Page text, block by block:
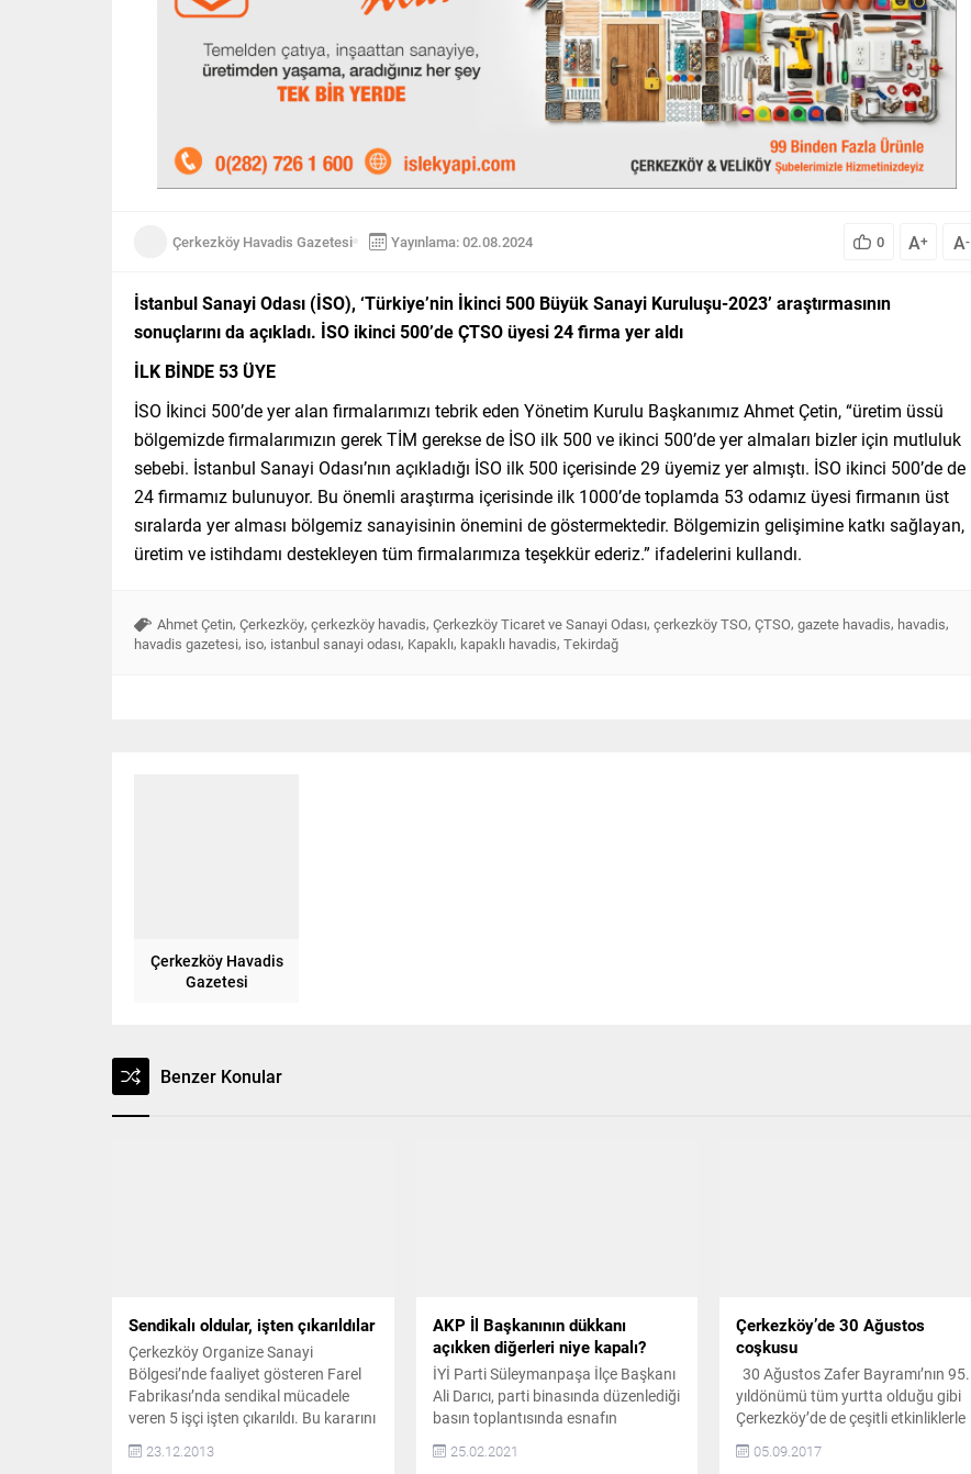
Çerkezköy Havadis Gazetesi Yayınlama: 02.08.2024 0 A+ A-
İstanbul Sanayi Odası (İSO), ‘Türkiye’nin İkinci 500 Büyük Sanayi Kuruluşu-2023’ araştırmasının
sonuçlarını da açıkladı. İSO ikinci 500’de ÇTSO üyesi 24 firma yer aldı
İLK BİNDE 53 ÜYE
İSO İkinci 500’de yer alan firmalarımızı tebrik eden Yönetim Kurulu Başkanımız Ahmet Çetin, “üretim üssü
bölgemizde firmalarımızın gerek TİM gerekse de İSO ilk 500 ve ikinci 500’de yer almaları bizler için mutluluk
sebebi. İstanbul Sanayi Odası’nın açıkladığı İSO ilk 500 içerisinde 29 üyemiz yer almıştı. İSO ikinci 500’de de
24 firmamız bulunuyor. Bu önemli araştırma içerisinde ilk 1000’de toplamda 53 odamız üyesi firmanın üst
sıralarda yer alması bölgemiz sanayisinin önemini de göstermektedir. Bölgemizin gelişimine katkı sağlayan,
üretim ve istihdamı destekleyen tüm firmalarımıza teşekkür ederiz.” ifadelerini kullandı.
Ahmet Çetin, Çerkezköy, çerkezköy havadis, Çerkezköy Ticaret ve Sanayi Odası, çerkezköy TSO, ÇTSO, gazete havadis, havadis,
havadis gazetesi, iso, istanbul sanayi odası, Kapaklı, kapaklı havadis, Tekirdağ
Çerkezköy Havadis
Gazetesi
Benzer Konular
Sendikalı oldular, işten çıkarıldılar
Çerkezköy Organize Sanayi
Bölgesi’nde faaliyet gösteren Farel
Fabrikası’nda sendikal mücadele
veren 5 işçi işten çıkarıldı. Bu kararını
protesto etmek için fabrika önünde
işçiler eylem yaparken, işten çıkarılan
23.12.2013
AKP İl Başkanının dükkanı
açıkken diğerleri niye kapalı?
İYİ Parti Süleymanpaşa İlçe Başkanı
Ali Darıcı, parti binasında düzenlediği
basın toplantısında esnafın
sıkıntılarına değindi.
Açıklamalarında, AKP Tekirdağ İl
25.02.2021
Çerkezköy’de 30 Ağustos
coşkusu
30 Ağustos Zafer Bayramı’nın 95.
yıldönümü tüm yurtta olduğu gibi
Çerkezköy’de de çeşitli etkinliklerle
kutlandı ÇELENKLER SUNULDU 30
Ağustos Zafer Bayramı kutlamaları
05.09.2017